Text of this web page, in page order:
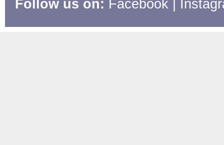
Follow us on: Facebook